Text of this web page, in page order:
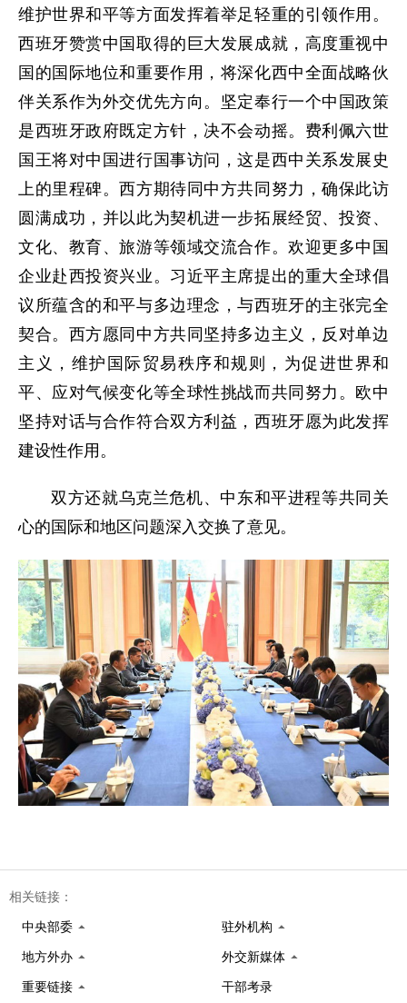
维护世界和平等方面发挥着举足轻重的引领作用。
西班牙赞赏中国取得的巨大发展成就，高度重视中
国的国际地位和重要作用，将深化西中全面战略伙
伴关系作为外交优先方向。坚定奉行一个中国政策
是西班牙政府既定方针，决不会动摇。费利佩六世
国王将对中国进行国事访问，这是西中关系发展史
上的里程碑。西方期待同中方共同努力，确保此访
圆满成功，并以此为契机进一步拓展经贸、投资、
文化、教育、旅游等领域交流合作。欢迎更多中国
企业赴西投资兴业。习近平主席提出的重大全球倡
议所蕴含的和平与多边理念，与西班牙的主张完全
契合。西方愿同中方共同坚持多边主义，反对单边
主义，维护国际贸易秩序和规则，为促进世界和
平、应对气候变化等全球性挑战而共同努力。欧中
坚持对话与合作符合双方利益，西班牙愿为此发挥
建设性作用。
双方还就乌克兰危机、中东和平进程等共同关
心的国际和地区问题深入交换了意见。
相关链接：
中央部委 驻外机构
地方外办 外交新媒体
重要链接 干部考录